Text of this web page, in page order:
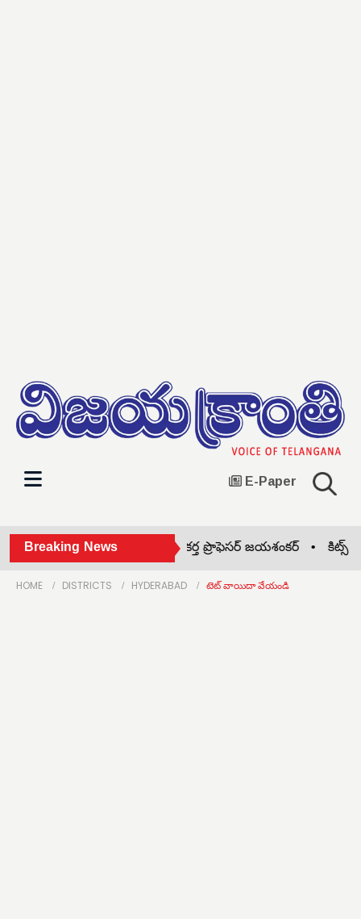
E-Paper
Breaking News
తెలంగాణ రాష్ట్ర సాధన సిద్ధాంతకర్త ప్రొఫెసర్ జయశంకర్ • కిట్స్
HOME DISTRICTS HYDERABAD టెట్ వాయిదా వేయండి